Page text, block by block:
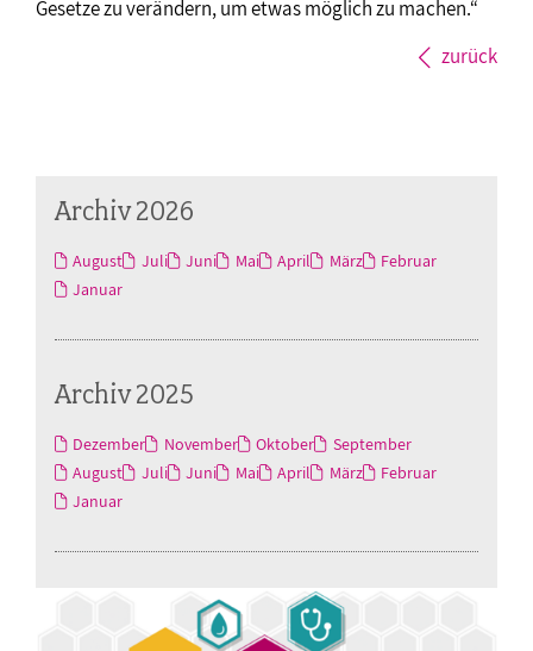
Gesetze zu verändern, um etwas möglich zu machen.“
zurück
Archiv 2026
August Juli Juni Mai April März
Februar
Januar
Archiv 2025
Dezember November Oktober
September
August
Juli Juni Mai April März
Februar
Januar